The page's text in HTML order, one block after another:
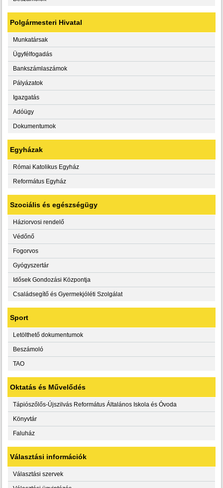
Polgármesteri Hivatal
Munkatársak
Ügyfélfogadás
Bankszámlaszámok
Pályázatok
Igazgatás
Adóügy
Dokumentumok
Egyházak
Római Katolikus Egyház
Református Egyház
Szociális és egészségügy
Háziorvosi rendelő
Védőnő
Fogorvos
Gyógyszertár
Idősek Gondozási Központja
Családsegítő és Gyermekjóléti Szolgálat
Sport
Letölthető dokumentumok
Beszámoló
TAO
Oktatás és Művelődés
Tápiószőlős-Újszilvás Református Általános Iskola és Óvoda
Könyvtár
Faluház
Választási információk
Választási szervek